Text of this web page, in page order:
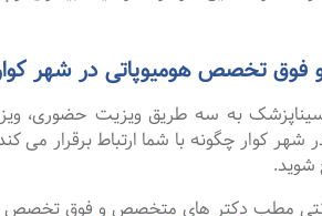
تخصص هومیوپاتی در شهر
به سه طریق ویزیت حضوری،
کوار چگونه با شما ارتباط برقرار می
شوید.
مطب دکتر های متخصص و فوق تخصص